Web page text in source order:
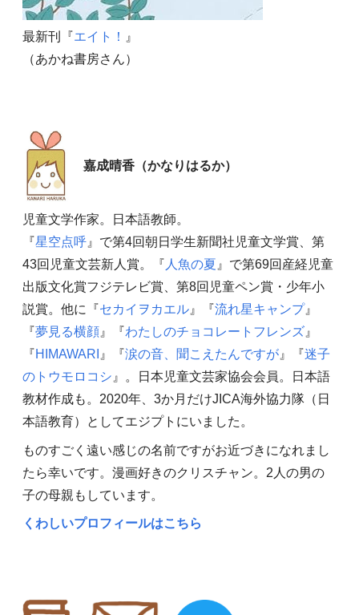
最新刊『エイト！ 』
（あかね書房さん）
嘉成晴香（かなりはるか）
児童文学作家。日本語教師。
『星空点呼』で第4回朝日学生新聞社児童文学賞、第
43回児童文芸新人賞。『 人魚の夏 』で第69回産経児童
出版文化賞フジテレビ賞、第8回児童ペン賞・少年小
説賞。他に『セカイヲカエル』『流れ星キャンプ』
『夢見る横顔』『わたしのチョコレートフレンズ』
『HIMAWARI 』『涙の音、聞こえたんですが』『迷子
のトウモロコシ 』。日本児童文芸家協会会員。日本語
教材作成も。2020年、3か月だけJICA海外協力隊（日
本語教育）としてエジプトにいました。
ものすごく遠い感じの名前ですがお近づきになれまし
たら幸いです。漫画好きのクリスチャン。2人の男の
子の母親もしています。
くわしいプロフィールはこちら